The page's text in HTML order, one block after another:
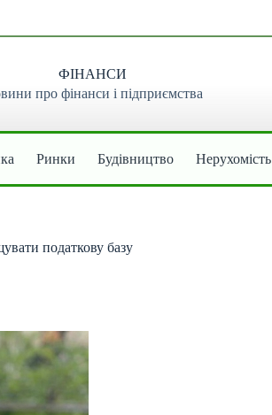
ФІНАНСИ
про фінанси і підприємства
Ринки Будівництво Нерухомість
податкову базу